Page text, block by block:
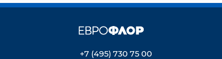
+7 (495) 730 75 00